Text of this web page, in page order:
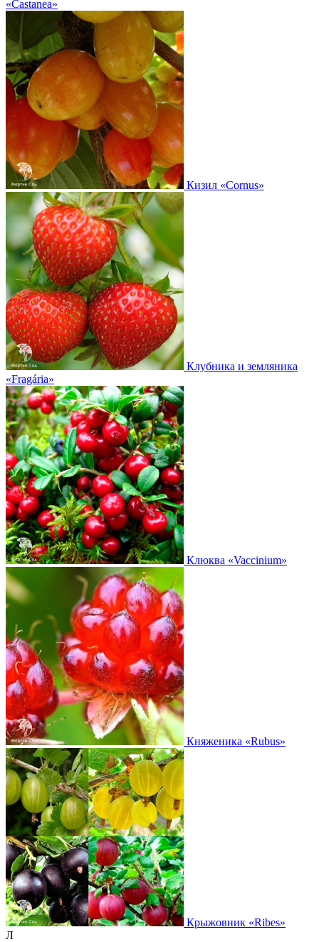
«Castanea»
Кизил «Cornus»
Клубника и земляника
«Fragária»
Клюква «Vaccinium»
Княженика «Rubus»
Крыжовник «Ribes»
Л